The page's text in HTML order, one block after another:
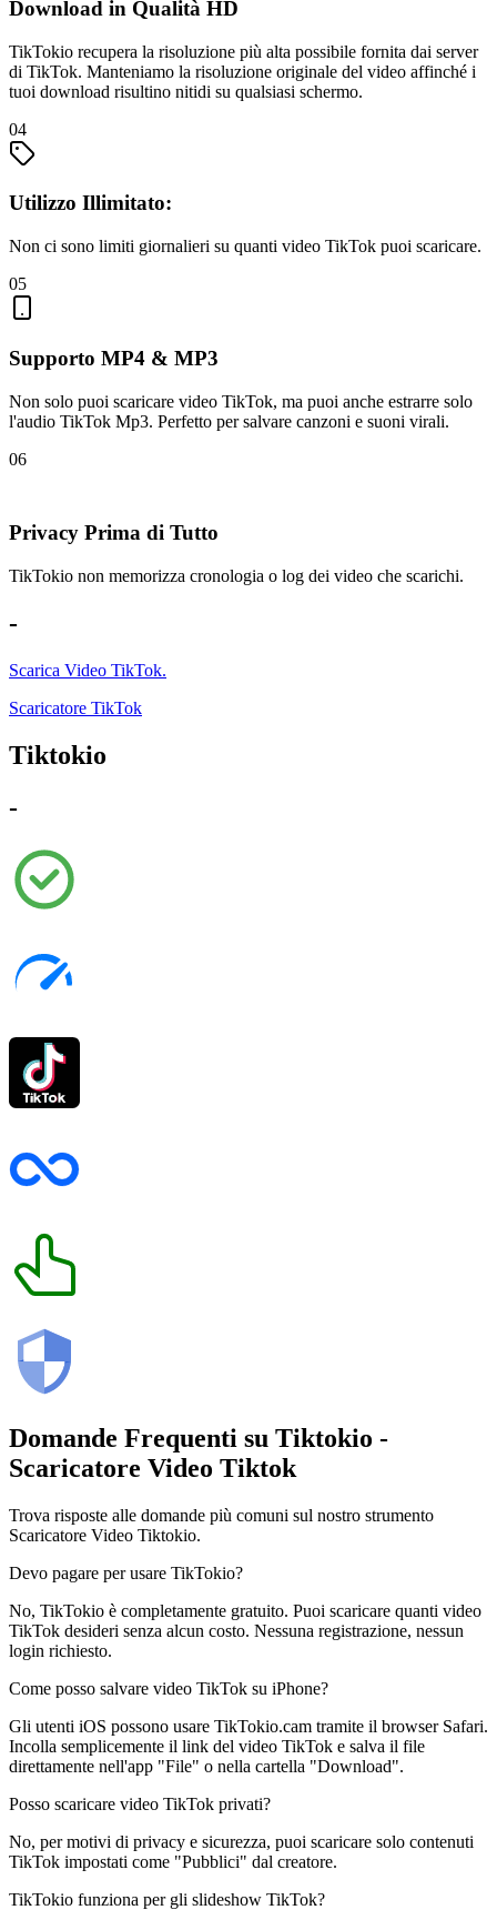
Download in Qualità HD
TikTokio recupera la risoluzione più alta possibile fornita dai server
di TikTok. Manteniamo la risoluzione originale del video affinché i
tuoi download risultino nitidi su qualsiasi schermo.
04
Utilizzo Illimitato:
Non ci sono limiti giornalieri su quanti video TikTok puoi scaricare.
05
Supporto MP4 & MP3
Non solo puoi scaricare video TikTok, ma puoi anche estrarre solo
l'audio TikTok Mp3. Perfetto per salvare canzoni e suoni virali.
06
Privacy Prima di Tutto
TikTokio non memorizza cronologia o log dei video che scarichi.
-
Scarica Video TikTok.
Scaricatore TikTok
Tiktokio
-
Domande Frequenti su Tiktokio -
Scaricatore Video Tiktok
Trova risposte alle domande più comuni sul nostro strumento
Scaricatore Video Tiktokio.
Devo pagare per usare TikTokio?
No, TikTokio è completamente gratuito. Puoi scaricare quanti video
TikTok desideri senza alcun costo. Nessuna registrazione, nessun
login richiesto.
Come posso salvare video TikTok su iPhone?
Gli utenti iOS possono usare TikTokio.cam tramite il browser Safari.
Incolla semplicemente il link del video TikTok e salva il file
direttamente nell'app "File" o nella cartella "Download".
Posso scaricare video TikTok privati?
No, per motivi di privacy e sicurezza, puoi scaricare solo contenuti
TikTok impostati come "Pubblici" dal creatore.
TikTokio funziona per gli slideshow TikTok?